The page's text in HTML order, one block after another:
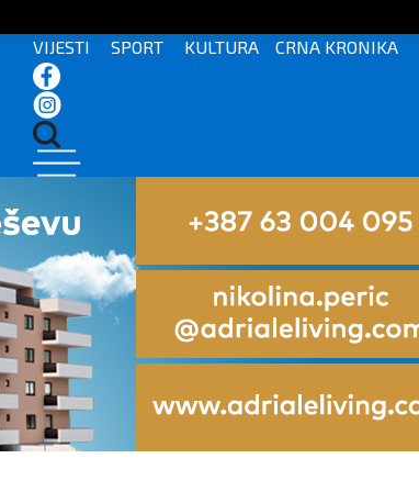
VIJESTI SPORT KULTURA CRNA KRONIKA